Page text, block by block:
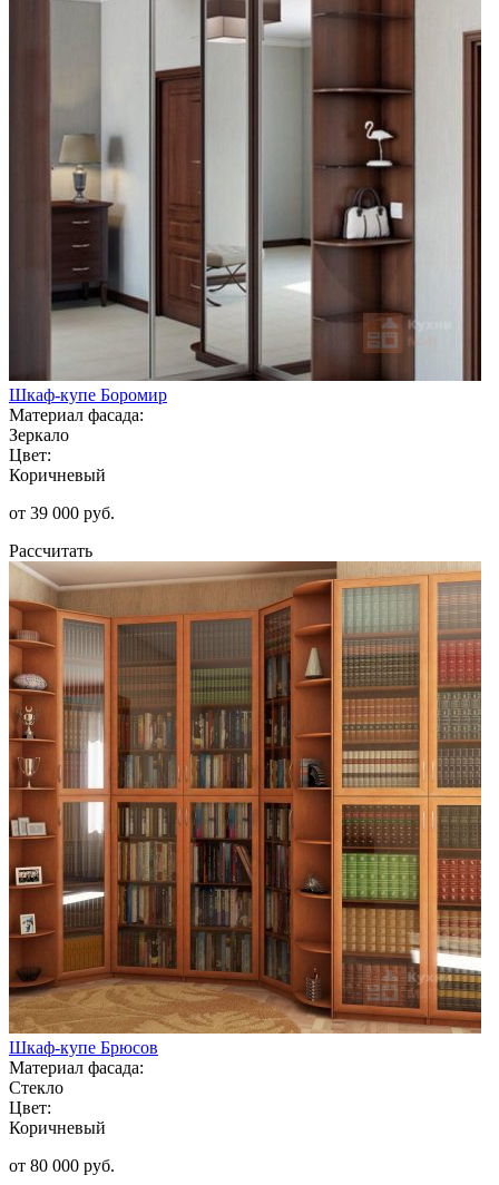
Шкаф-купе Боромир
Материал фасада:
Зеркало
Цвет:
Коричневый
от 39 000 руб.
Рассчитать
Шкаф-купе Брюсов
Материал фасада:
Стекло
Цвет:
Коричневый
от 80 000 руб.